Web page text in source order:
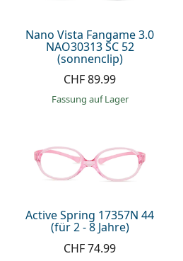
Nano Vista Fangame 3.0
NAO30313 SC 52
(sonnenclip)
CHF 89.99
Fassung auf Lager
Active Spring 17357N 44
(für 2 - 8 Jahre)
CHF 74.99